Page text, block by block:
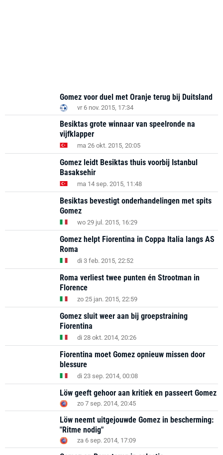
Gomez voor duel met Oranje terug bij Duitsland
vr 6 nov. 2015, 17:34
Besiktas grote winnaar van speelronde na
vijfklapper
ma 26 okt. 2015, 20:05
Gomez leidt Besiktas thuis voorbij Istanbul
Basaksehir
ma 14 sep. 2015, 11:48
Besiktas bevestigt onderhandelingen met spits
Gomez
wo 29 jul. 2015, 16:29
Gomez helpt Fiorentina in Coppa Italia langs AS
Roma
di 3 feb. 2015, 22:52
Roma verliest twee punten én Strootman in
Florence
zo 25 jan. 2015, 22:59
Gomez sluit weer aan bij groepstraining
Fiorentina
di 28 okt. 2014, 20:26
Fiorentina moet Gomez opnieuw missen door
blessure
di 23 sep. 2014, 00:08
Löw geeft gehoor aan kritiek en passeert Gomez
zo 7 sep. 2014, 20:45
Löw neemt uitgejouwde Gomez in bescherming:
"Ritme nodig"
za 6 sep. 2014, 17:09